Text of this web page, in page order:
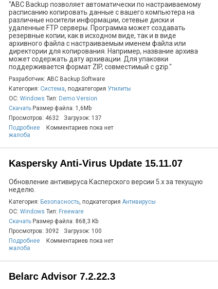
"ABC Backup позволяет автоматически по настраиваемому
расписанию копировать данные с вашего компьютера на
различные носители информации, сетевые диски и
удаленные FTP серверы. Программа может создавать
резервные копии, как в исходном виде, так и в виде
архивного файла с настраиваемым именем файла или
директории для копирования. Например, название архива
может содержать дату архивации. Для упаковки
поддерживается формат ZIP, совместимый с gzip."
Разработчик: ABC Backup Software
Категория: Система, подкатегория Утилиты
ОС: Windows Тип: Demo Version
Скачать Размер файла: 1,6Mb
Просмотров: 4632
Загрузок: 137
Подробнее
Комментариев пока нет
жалоба
Kaspersky Anti-Virus Update 15.11.07
Обновление антивируса Касперского версии 5.x за текущую
неделю.
Категория: Безопасность, подкатегория Антивирусы
ОС: Windows Тип: Freeware
Скачать Размер файла: 868,3 Kb
Просмотров: 3092
Загрузок: 100
Подробнее
Комментариев пока нет
жалоба
Belarc Advisor 7.2.22.3